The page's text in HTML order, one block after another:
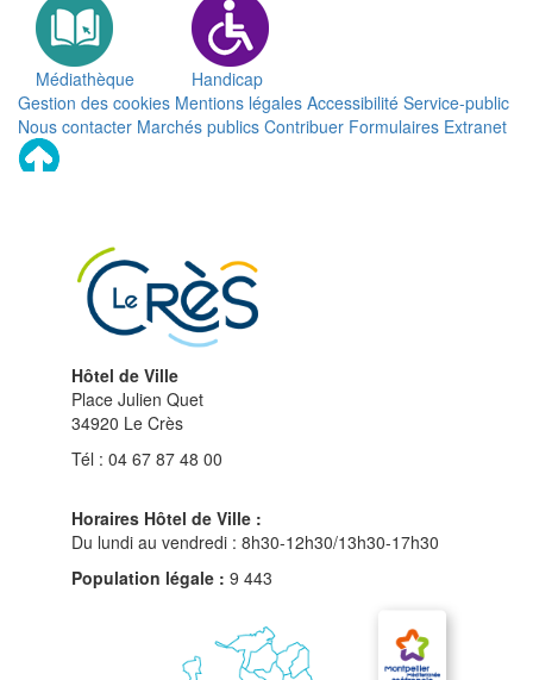
Médiathèque
Handicap
Gestion des cookies Mentions légales Accessibilité Service-public
Nous contacter Marchés publics Contribuer Formulaires Extranet
Remonter
Hôtel de Ville
Place Julien Quet
34920 Le Crès
Tél : 04 67 87 48 00
Horaires Hôtel de Ville :
Du lundi au vendredi : 8h30-12h30/13h30-17h30
Population légale : 9 443